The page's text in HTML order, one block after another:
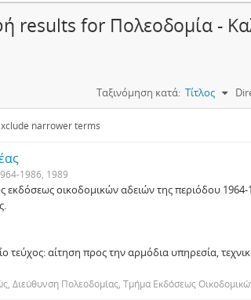
results for Πολεοδομία -
Ταξινόμηση κατά: Τίτλος
narrower terms
1986, 1989
εκδόσεως οικοδομικών αδειών της περιόδου
τεύχος: αίτηση προς την αρμόδια υπηρεσία,
Διεύθυνση Πολεοδομίας, Τμήμα Εκδόσεως